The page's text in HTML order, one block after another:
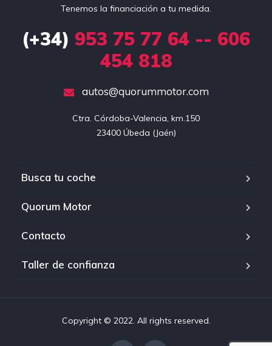
Tenemos la financiación a tu medida.
(+34) 953 75 77 64 -- 606
454 818
autos@quorummotor.com
Ctra. Córdoba-Valencia, km.150
23400 Úbeda (Jaén)
Busca tu coche
Quorum Motor
Contacto
Taller de confianza
Copyright © 2022. All rights reserved.